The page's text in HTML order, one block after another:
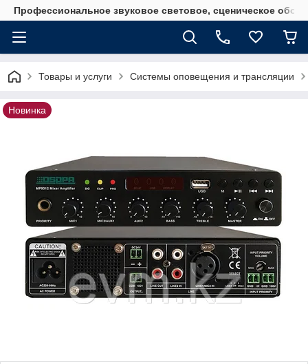
Профессиональное звуковое световое, сценическое
Товары и услуги Системы оповещения и трансляции
Новинка